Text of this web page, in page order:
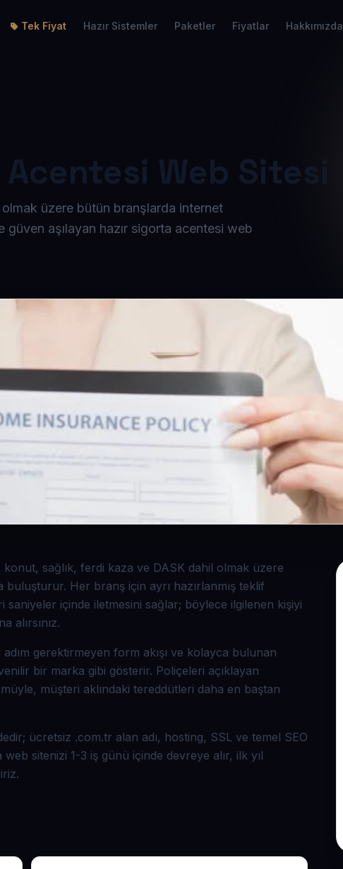
Tek Fiyat Hazır Sistemler Paketler Fiyatlar Hakkımızda
Web Sitesi
üzere bütün branşlarda internet
aşılayan hazır sigorta acentesi web
sağlık, ferdi kaza ve DASK dahil olmak üzere
Her branş için ayrı hazırlanmış teklif
içinde iletmesini sağlar; böylece ilgilenen kişiyi
alırsınız.
gerektirmeyen form akışı ve kolayca bulunan
bir marka gibi gösterir. Poliçeleri açıklayan
müşteri aklındaki tereddütleri daha en baştan
ücretsiz .com.tr alan adı, hosting, SSL ve temel SEO
sitenizi 1-3 iş günü içinde devreye alır, ilk yıl